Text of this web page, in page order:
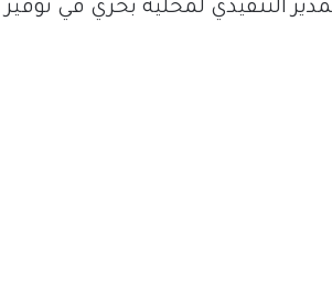
التنفيذي لمحلية بحري في